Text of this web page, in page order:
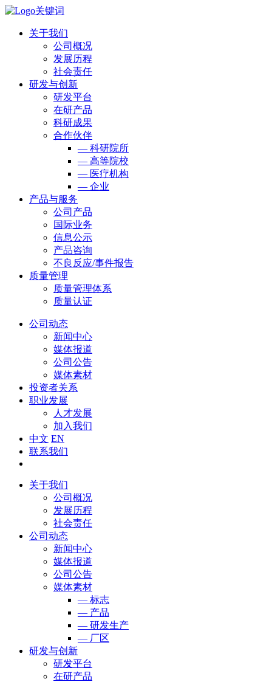
关于我们
公司概况
发展历程
社会责任
研发与创新
研发平台
在研产品
科研成果
合作伙伴
— 科研院所
— 高等院校
— 医疗机构
— 企业
产品与服务
公司产品
国际业务
信息公示
产品咨询
不良反应/事件报告
质量管理
质量管理体系
质量认证
公司动态
新闻中心
媒体报道
公司公告
媒体素材
投资者关系
职业发展
人才发展
加入我们
中文 EN
联系我们
关于我们
公司概况
发展历程
社会责任
公司动态
新闻中心
媒体报道
公司公告
媒体素材
— 标志
— 产品
— 研发生产
— 厂区
研发与创新
研发平台
在研产品